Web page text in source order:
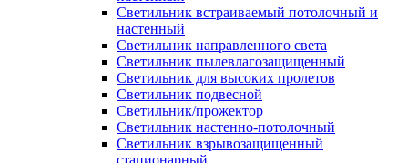
Светильник встраиваемый потолочный и
настенный
Светильник направленного света
Светильник пылевлагозащищенный
Светильник для высоких пролетов
Светильник подвесной
Светильник/прожектор
Светильник настенно-потолочный
Светильник взрывозащищенный
стационарный